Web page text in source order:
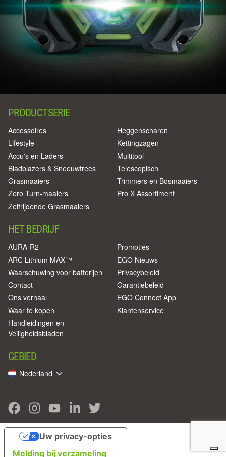
PRODUCTSERIE
Accessoires
Lifestyle
Accu's en Laders
Bladblazers & Sneeuwfrees
Grasmaaiers
Zero Turn-maaiers
Zelfrijdende Grasmaaiers
Heggenscharen
Kettingzagen
Multitool
Telescopisch
Trimmers en Bosmaaiers
Pro X Assortiment
HET BEDRIJF
AURA-R2
ARC Lithium MAX™
Waarschuwing voor batterijen
Contact
Ons verhaal
Waar te kopen
Handleidingen en
Veiligheidsbladen
Promoties
EGO Nieuws
Privacybeleid
Garantiebeleid
EGO Connect App
Klantenservice
GEBIED
Nederland
Melding bij verzameling
Uw privacy-opties